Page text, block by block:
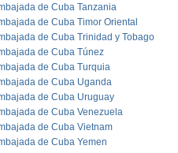
de Cuba Tanzania
de Cuba Timor Oriental
de Cuba Trinidad y Tobago
de Cuba Túnez
de Cuba Turquia
de Cuba Uganda
de Cuba Uruguay
de Cuba Venezuela
de Cuba Vietnam
de Cuba Yemen